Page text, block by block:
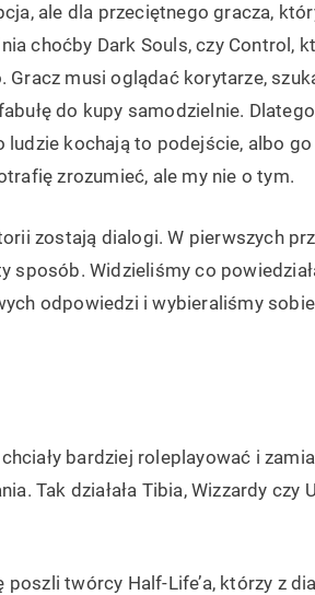
ale dla przeciętnego gracza,
choćby Dark Souls, czy Control,
musi oglądać korytarze,
do kupy samodzielnie.
kochają to podejście, albo go
zrozumieć, ale my nie o tym.
zostają dialogi. W pierwszych
sposób. Widzieliśmy co
odpowiedzi i wybieraliśmy
bardziej roleplayować i
Tak działała Tibia, Wizzardy czy
twórcy Half-Life’a, którzy z